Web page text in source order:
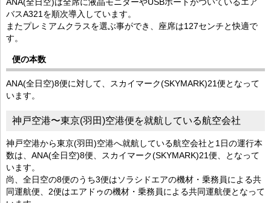
バスA321を順次導入しています。
またプレミアムクラスを選ぶ事ができ、座席は127センチと快適で
す。
便の本数
ANA(全日空)8便に対して、スカイマーク(SKYMARK)21便となって
います。
神戸空港〜東京(羽田)空港便を就航している航空会社
神戸空港から東京(羽田)空港へ就航している航空会社と1日の運行本
数は、ANA(全日空)8便、スカイマーク(SKYMARK)21便、となって
います。
尚、全日空の8便のうち3便はソラシドエアの機材・乗務員による共
同運航便、2便はエアドゥの機材・乗務員による共同運航便となって